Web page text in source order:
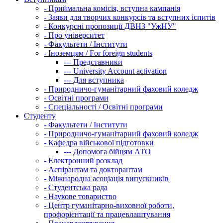
- Приймальна комісія, вступна кампанія
- Заяви для творчих конкурсів та вступних іспитів
- Конкурсні пропозиції ДВНЗ "УжНУ"
- Про університет
- Факультети / Інститути
- Іноземцям / For foreign students
--- Представники
--- University Account activation
--- Для вступника
- Природничо-гуманітарний фаховий коледж
- Освітні програми
- Спеціальності / Освітні програми
Студенту
- Факультети / Інститути
- Природничо-гуманітарний фаховий коледж
- Кафедра військової підготовки
--- Допомога бійцям АТО
- Електронний розклад
- Аспірантам та докторантам
- Міжнародна асоціація випускників
- Студентська рада
- Наукове товариство
- Центр гуманітарно-виховної роботи,
профорієнтації та працевлаштування